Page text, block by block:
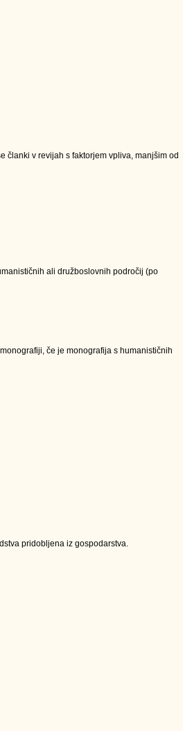
članki v revijah s faktorjem vpliva, manjšim od
ali družboslovnih področij (po
če je monografija s humanističnih
pridobljena iz gospodarstva.